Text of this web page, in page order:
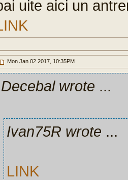
uite aici un
Mon Jan 02 2017, 10:35PM
Decebal wrote ...
Ivan75R wrote ...
LINK